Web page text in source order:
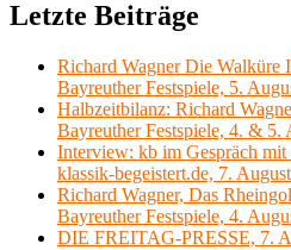
Letzte Beiträge
Richard Wagner Die Walküre
Bayreuther Festspiele, 5.
Halbzeitbilanz: Richard
Bayreuther Festspiele, 4. & 5.
Interview: kb im Gespräch
klassik-begeistert.de, 7.
Richard Wagner, Das
Bayreuther Festspiele, 4.
DIE FREITAG-PRESSE, 7.